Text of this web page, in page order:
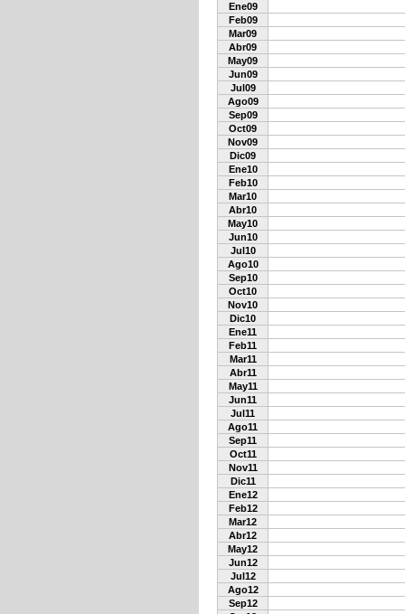
Ene09
Feb09
Mar09
Abr09
May09
Jun09
Jul09
Ago09
Sep09
Oct09
Nov09
Dic09
Ene10
Feb10
Mar10
Abr10
May10
Jun10
Jul10
Ago10
Sep10
Oct10
Nov10
Dic10
Ene11
Feb11
Mar11
Abr11
May11
Jun11
Jul11
Ago11
Sep11
Oct11
Nov11
Dic11
Ene12
Feb12
Mar12
Abr12
May12
Jun12
Jul12
Ago12
Sep12